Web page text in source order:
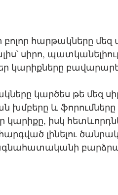
հարթակները մեզ
սիրո,
կարծես թե մեզ
խմբերը և ֆորումները
իսկ
լինելու